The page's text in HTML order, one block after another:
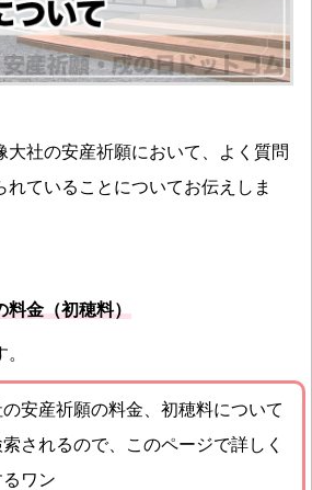
大社の安産祈願において、よく質問
れていることについてお伝えしま
料金（初穂料）
安産祈願の料金、初穂料について
されるので、このページで詳しく
ワン